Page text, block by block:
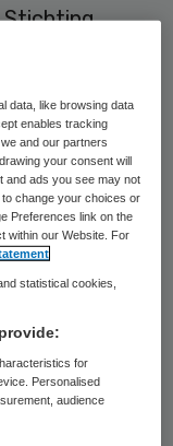
Stichting
en
. Dijkhuizen
van functie
naast
Rijsdijk, Jan
data, like browsing data
enables tracking
and our partners
your consent will
and ads you see may not
change your choices or
Preferences link on the
within our Website. For
statistical cookies,
for
Personalised
audience